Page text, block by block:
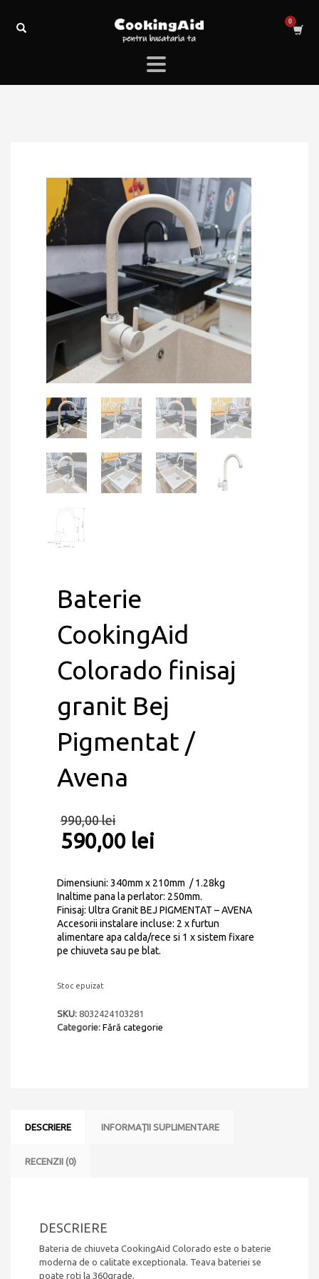
Baterie
CookingAid
Colorado finisaj
granit Bej
Pigmentat /
Avena
990,00lei
590,00 lei
Dimensiuni: 340mm x 210mm / 1.28kg
Inaltime pana la perlator: 250mm.
Finisaj: Ultra Granit BEJ PIGMENTAT – AVENA
Accesorii instalare incluse: 2 x furtun
alimentare apa calda/rece si 1 x sistem fixare
pe chiuveta sau pe blat.
Stoc epuizat
SKU: 8032424103281
Categorie: Fără categorie
DESCRIERE INFORMAȚII SUPLIMENTARE
RECENZII (0)
DESCRIERE
Bateria de chiuveta CookingAid Colorado este o baterie
moderna de o calitate exceptionala. Teava bateriei se
poate roti la 360grade.